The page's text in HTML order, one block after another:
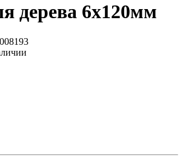
дерева 6х120мм